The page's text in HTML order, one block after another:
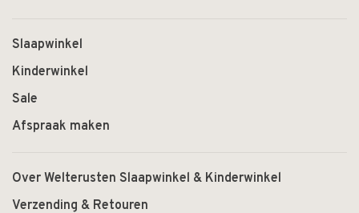
Slaapwinkel
Kinderwinkel
Sale
Afspraak maken
Over Welterusten Slaapwinkel & Kinderwinkel
Verzending & Retouren